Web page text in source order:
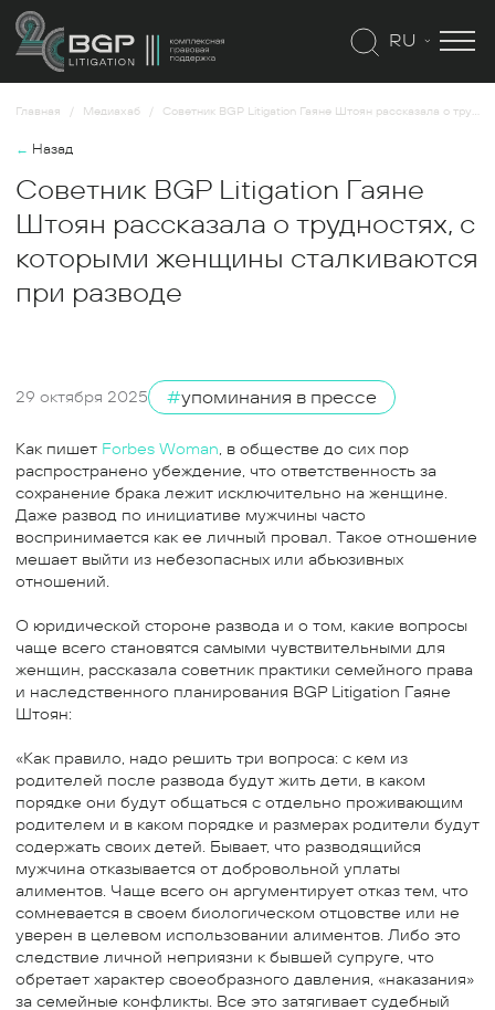
RU
Главная Медиахаб Советник BGP Litigation Гаяне Штоян рассказала о трудностях, с которыми женщины сталкиваются при разводе
← Назад
Советник BGP Litigation Гаяне
Штоян рассказала о трудностях, с
которыми женщины сталкиваются
при разводе
29 октября 2025 #упоминания в прессе
Как пишет Forbes Woman, в обществе до сих пор
распространено убеждение, что ответственность за
сохранение брака лежит исключительно на женщине.
Даже развод по инициативе мужчины часто
воспринимается как ее личный провал. Такое отношение
мешает выйти из небезопасных или абьюзивных
отношений.
О юридической стороне развода и о том, какие вопросы
чаще всего становятся самыми чувствительными для
женщин, рассказала советник практики семейного права
и наследственного планирования BGP Litigation Гаяне
Штоян:
«Как правило, надо решить три вопроса: с кем из
родителей после развода будут жить дети, в каком
порядке они будут общаться с отдельно проживающим
родителем и в каком порядке и размерах родители будут
содержать своих детей. Бывает, что разводящийся
мужчина отказывается от добровольной уплаты
алиментов. Чаще всего он аргументирует отказ тем, что
сомневается в своем биологическом отцовстве или не
уверен в целевом использовании алиментов. Либо это
следствие личной неприязни к бывшей супруге, что
обретает характер своеобразного давления, «наказания»
за семейные конфликты. Все это затягивает судебный